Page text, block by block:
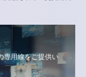
専用線をご提供い